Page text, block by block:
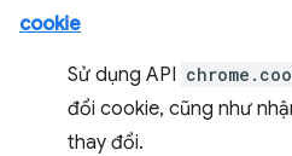
cookie
Sử dụng API
đổi cookie, cũng như
thay đổi.